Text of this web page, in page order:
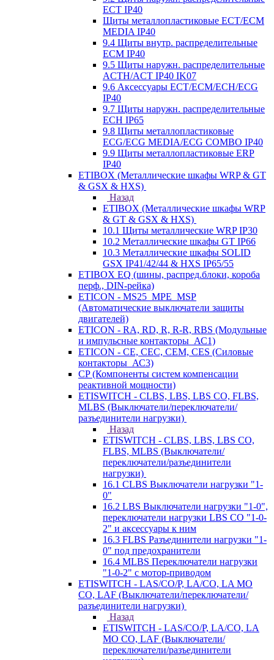
ECT IP40
Щиты металлопластиковые ECT/ECM
MEDIA IP40
9.4 Щиты внутр. распределительные
ECМ IP40
9.5 Щиты наружн. распределительные
ACTH/ACT IP40 IK07
9.6 Аксессуары ECT/ECM/ECH/ECG
IP40
9.7 Щиты наружн. распределительные
ECH IP65
9.8 Щиты металлопластиковые
ECG/ECG MEDIA/ECG COMBO IP40
9.9 Щиты металлопластиковые ERP
IP40
ETIBOX (Металлические шкафы WRP & GT
& GSX & HXS)
Назад
ETIBOX (Металлические шкафы WRP
& GT & GSX & HXS)
10.1 Щиты металлические WRP IP30
10.2 Металлические шкафы GT IP66
10.3 Металлические шкафы SOLID
GSX IP41/42/44 & HXS IP65/55
ETIBOX EQ (шины, распред.блоки, короба
перф., DIN-рейка)
ETICON - MS25_MPE_MSP
(Автоматические выключатели защиты
двигателей)
ETICON - RA, RD, R, R-R, RBS (Модульные
и импульсные контакторы_АС1)
ETICON - CE, CEC, CEM, CES (Силовые
контакторы_АС3)
CP (Компоненты систем компенсации
реактивной мощности)
ETISWITCH - CLBS, LBS, LBS CO, FLBS,
MLBS (Выключатели/переключатели/
разъединители нагрузки)
Назад
ETISWITCH - CLBS, LBS, LBS CO,
FLBS, MLBS (Выключатели/
переключатели/разъединители
нагрузки)
16.1 CLBS Выключатели нагрузки "1-
0"
16.2 LBS Выключатели нагрузки "1-0",
переключатели нагрузки LBS CO "1-0-
2" и аксессуары к ним
16.3 FLBS Разъединители нагрузки "1-
0" под предохранители
16.4 MLBS Переключатели нагрузки
"1-0-2" с мотор-приводом
ETISWITCH - LAS/CO/P, LA/CO, LA MO
CO, LAF (Выключатели/переключатели/
разъединители нагрузки)
Назад
ETISWITCH - LAS/CO/P, LA/CO, LA
MO CO, LAF (Выключатели/
переключатели/разъединители